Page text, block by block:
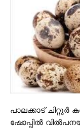
പാലക്കാട് ചിറ്റൂർ
ഷോപ്പിൽ